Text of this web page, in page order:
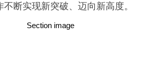
断实现新突破、迈向新高度。